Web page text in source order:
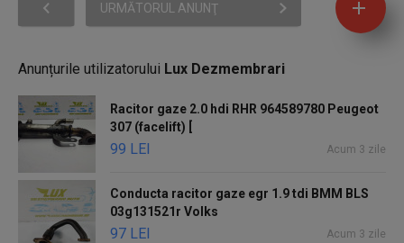
URMĂTORUL ANUNŢ
Anunțurile utilizatorului Lux Dezmembrari
Racitor gaze 2.0 hdi RHR 964589780 Peugeot
307 (facelift) [
99 LEI Acum 3 zile
Conducta racitor gaze egr 1.9 tdi BMM BLS
03g131521r Volks
97 LEI Acum 3 zile